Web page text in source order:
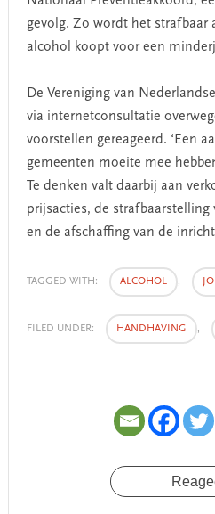
gevolg. Zo wordt het strafbaar
alcohol koopt voor een
De Vereniging van
via internetconsultatie
voorstellen gereageerd. ‘Een
gemeenten moeite mee
Te denken valt daarbij aan
prijsacties, de strafbaarstelling
en de afschaffing van de
TAGGED WITH: ALCOHOL ,
FILED UNDER: HANDHAVING ,